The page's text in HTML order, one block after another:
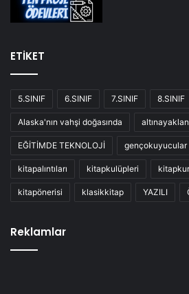
ETİKET
5.SINIF 6.SINIF 7.SINIF 8.SINIF
Alaska'nın vahşi doğasında
EĞİTİMDE TEKNOLOJİ gençokuyucular
kitapalıntıları kitapkulüpleri
kitapönerisi klasikkitap YAZILI
Reklamlar